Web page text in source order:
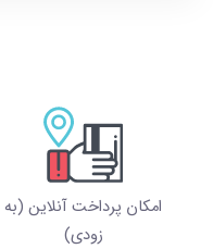
امکان پرداخت آنلاین (به
زودی)